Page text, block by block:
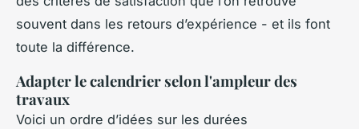
souvent dans les retours d’expérience - et ils font
toute la différence.
Adapter le calendrier selon l'ampleur des
travaux
Voici un ordre d’idées sur les durées